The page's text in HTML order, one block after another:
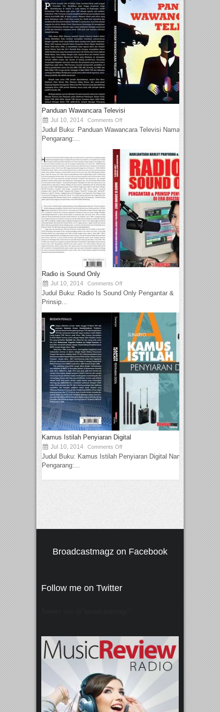
Panduan Wawancara Televisi
Jul 10, 2014 Comments Off
Judul Buku: Panduan Wawancara Televisi Nama
Pengarang:...
Radio is Sound Only
Jul 10, 2014 Comments Off
Judul Buku: Radio Is Sound Only Pengantar &
Prinsip...
Kamus Istilah Penyiaran Digital
Jul 10, 2014 Comments Off
Judul Buku: Kamus Istilah Penyiaran Digital Nama
Pengarang:...
Broadcastmagz on Facebook
Follow me on Twitter